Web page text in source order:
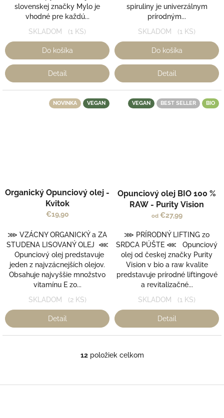
slovenskej značky Mylo je
vhodné pre každú...
SKLADOM (1 KS)
Do košíka
Detail
spiruliny je univerzálnym
prírodným...
SKLADOM (1 KS)
Do košíka
Detail
NOVINKA VEGAN
Organický Opunciový olej -
Kvitok
€19,90
⋙ VZÁCNY ORGANICKÝ a ZA
STUDENA LISOVANÝ OLEJ ⋘
Opunciový olej predstavuje
jeden z najvzácnejších olejov.
Obsahuje najvyššie množstvo
vitamínu E zo...
SKLADOM (2 KS)
Detail
VEGAN BEST SELLER BIO
hodnotenie
produktu
je
z
5
hviezdičiek.
Opunciový olej BIO 100 %
RAW - Purity Vision
od€27,99
⋙ PRÍRODNÝ LIFTING zo
SRDCA PÚŠTE ⋘ Opunciový
olej od českej značky Purity
Vision v bio a raw kvalite
predstavuje prírodné liftingové
a revitalizačné...
SKLADOM (1 KS)
Detail
O
á
12položiek celkom